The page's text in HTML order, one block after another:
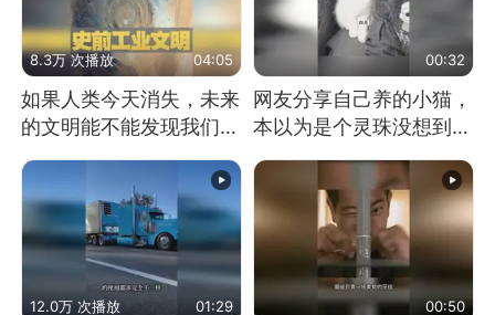
8.3万 次播放 04:05
如果人类今天消失，未来
的文明能不能发现我们存
00:32
网友分享自己养的小猫，
本以为是个灵珠没想到是
12.0万 次播放 01:29 00:50